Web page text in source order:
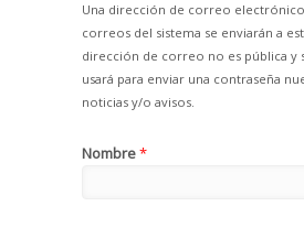
Una dirección de correo
correos del sistema se enviarán a
dirección de correo no es pública y
usará para enviar una contraseña
noticias y/o avisos.
Nombre*